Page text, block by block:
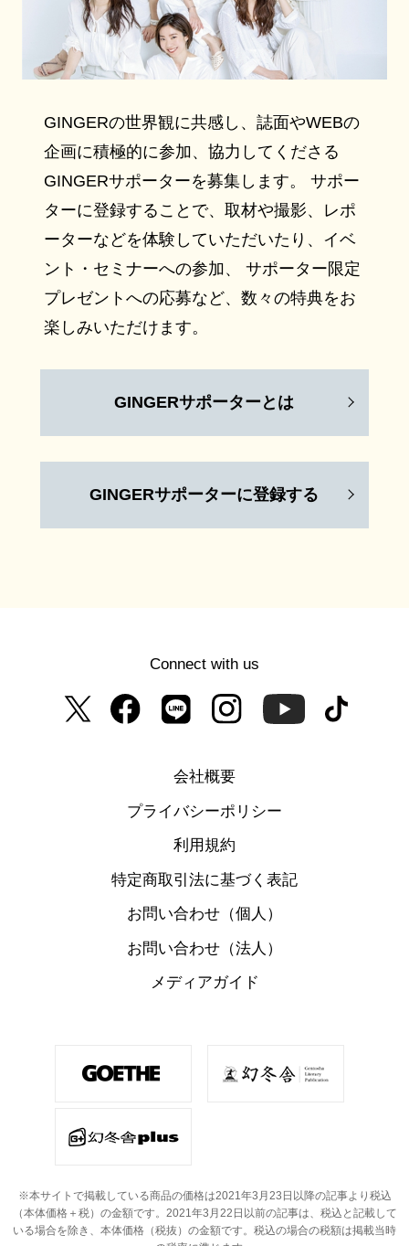
GINGERの世界観に共感し、誌面やWEBの
企画に積極的に参加、協力してくださる
GINGERサポーターを募集します。 サポー
ターに登録することで、取材や撮影、レポ
ーターなどを体験していただいたり、イベ
ント・セミナーへの参加、 サポーター限定
プレゼントへの応募など、数々の特典をお
楽しみいただけます。
GINGERサポーターとは
GINGERサポーターに登録する
Connect with us
会社概要
プライバシーポリシー
利用規約
特定商取引法に基づく表記
お問い合わせ（個人）
お問い合わせ（法人）
メディアガイド
※本サイトで掲載している商品の価格は2021年3月23日以降の記事より税込
（本体価格＋税）の金額です。
2021年3月22日以前の記事は、税込と記載して
いる場合を除き、本体価格（税抜）の金額です。 税込の場合の税額は掲載当時